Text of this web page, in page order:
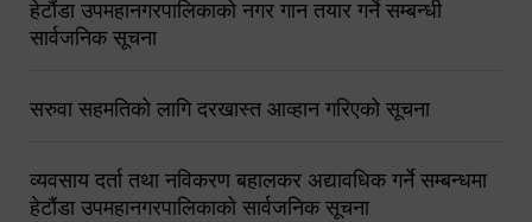
हेटौंडा उपमहानगरपालिकाको नगर गान तयार गर्ने सम्बन्धी
सार्वजनिक सूचना
सरुवा सहमतिको लागि दरखास्त आव्हान गरिएको सूचना
व्यवसाय दर्ता तथा नविकरण बहालकर अद्यावधिक गर्ने सम्बन्धमा
हेटौंडा उपमहानगरपालिकाको सार्वजनिक सूचना